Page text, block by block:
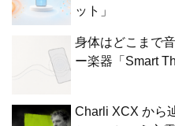
ット」
身体はどこまで
ー楽器「Smart
Charli XCX から